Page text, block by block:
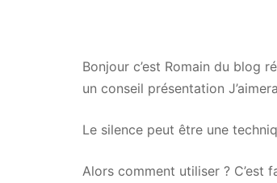
Bonjour c’est Romain du blog
un conseil présentation
Le silence peut être une
Alors comment utiliser ? C’est